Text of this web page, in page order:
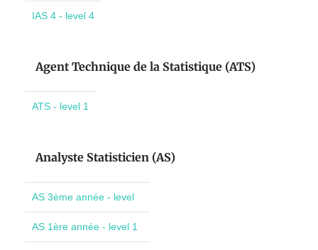
IAS 4 - level 4
Agent Technique de la Statistique (ATS)
ATS - level 1
Analyste Statisticien (AS)
AS 3ème année - level
AS 1ère année - level 1